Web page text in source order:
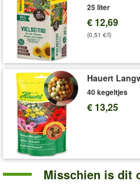
25 liter
€ 12,69
(0,51 €/l)
Hauert
40 kegeltjes
€ 13,25
Misschien is dit